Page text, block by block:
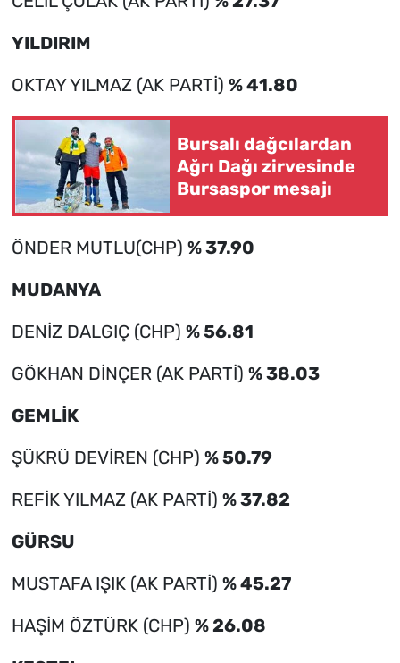
YILDIRIM
OKTAY YILMAZ (AK PARTİ) % 41.80
Bursalı dağcılardan
Ağrı Dağı zirvesinde
Bursaspor mesajı
ÖNDER MUTLU(CHP) % 37.90
MUDANYA
DENİZ DALGIÇ (CHP) % 56.81
GÖKHAN DİNÇER (AK PARTİ) % 38.03
GEMLİK
ŞÜKRÜ DEVİREN (CHP) % 50.79
REFİK YILMAZ (AK PARTİ) % 37.82
GÜRSU
MUSTAFA IŞIK (AK PARTİ) % 45.27
HAŞİM ÖZTÜRK (CHP) % 26.08